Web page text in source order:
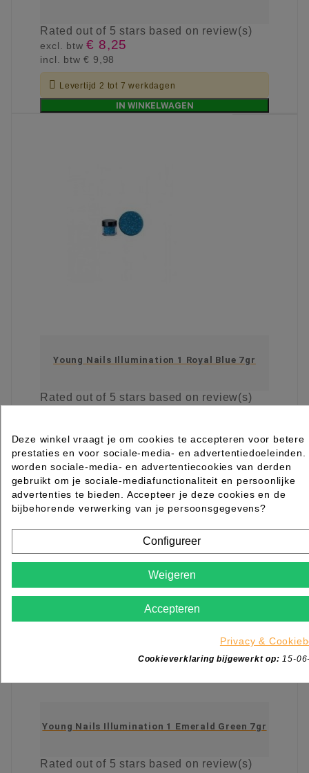
Ratedout of 5 stars based on review(s)
excl. btw€ 8,25
incl. btw€ 9,98
 Levertijd 2 tot 7 werkdagen
IN WINKELWAGEN
Young Nails Illumination 1 Royal Blue 7gr
Ratedout of 5 stars based on review(s)
 Levertijd 2 tot 7 werkdagen
IN WINKELWAGEN
Young Nails Illumination 1 Emerald Green 7gr
Ratedout of 5 stars based on review(s)
Deze winkel vraagt je om cookies te accepteren voor betere
prestaties en voor sociale-media- en advertentiedoeleinden.
worden sociale-media- en advertentiecookies van derden
gebruikt om je sociale-mediafunctionaliteit en persoonlijke
advertenties te bieden. Accepteer je deze cookies en de
bijbehorende verwerking van je persoonsgegevens?
Configureer
Weigeren
Accepteren
Privacy &
Cookieverklaring bijgewerkt op: 15-